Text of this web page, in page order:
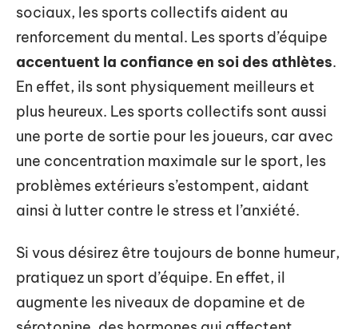
sociaux, les sports collectifs aident au
renforcement du mental. Les sports d’équipe
accentuent la confiance en soi des athlètes.
En effet, ils sont physiquement meilleurs et
plus heureux. Les sports collectifs sont aussi
une porte de sortie pour les joueurs, car avec
une concentration maximale sur le sport, les
problèmes extérieurs s’estompent, aidant
ainsi à lutter contre le stress et l’anxiété.
Si vous désirez être toujours de bonne humeur,
pratiquez un sport d’équipe. En effet, il
augmente les niveaux de dopamine et de